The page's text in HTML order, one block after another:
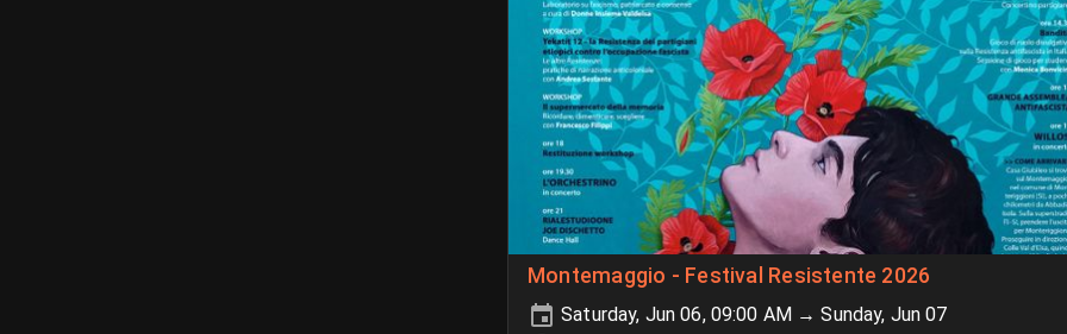
Montemaggio - Festival Resistente 2026
Saturday, Jun 06, 09:00 AM → Sunday, Jun 07